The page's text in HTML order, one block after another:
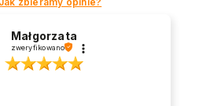
Małgorzata
zweryfikowano